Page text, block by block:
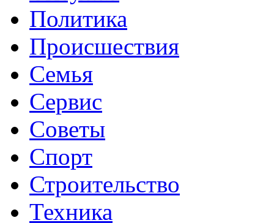
Политика
Происшествия
Семья
Сервис
Советы
Спорт
Строительство
Техника